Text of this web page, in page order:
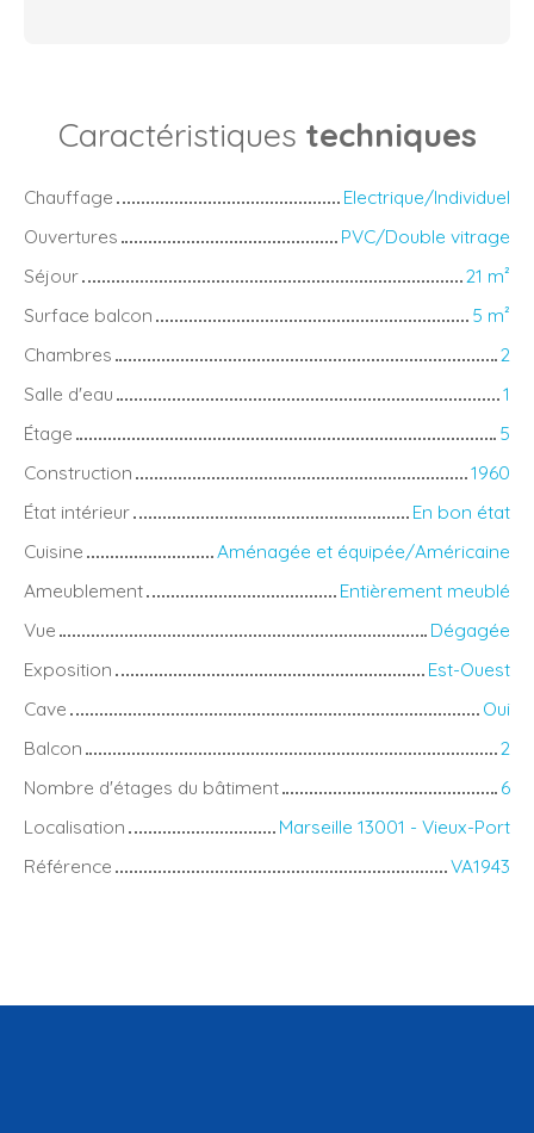
Caractéristiques techniques
Chauffage
Electrique/Individuel
Ouvertures
PVC/Double vitrage
Séjour
21 m²
Surface balcon
5 m²
Chambres
2
Salle d'eau
1
Étage
5
Construction
1960
État intérieur
En bon état
Cuisine
Aménagée et équipée/Américaine
Ameublement
Entièrement meublé
Vue
Dégagée
Exposition
Est-Ouest
Cave
Oui
Balcon
2
Nombre d'étages du bâtiment
6
Localisation
Marseille 13001 - Vieux-Port
Référence
VA1943